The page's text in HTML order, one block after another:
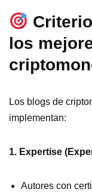
los
Los blogs de
implementan:
1. Expertise
Autores con